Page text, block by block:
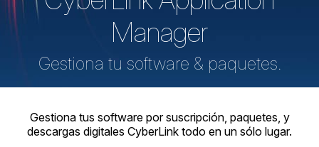
Manager
Gestiona tu software & paquetes.
Gestiona tus software por suscripción, paquetes, y
descargas digitales CyberLink todo en un sólo lugar.